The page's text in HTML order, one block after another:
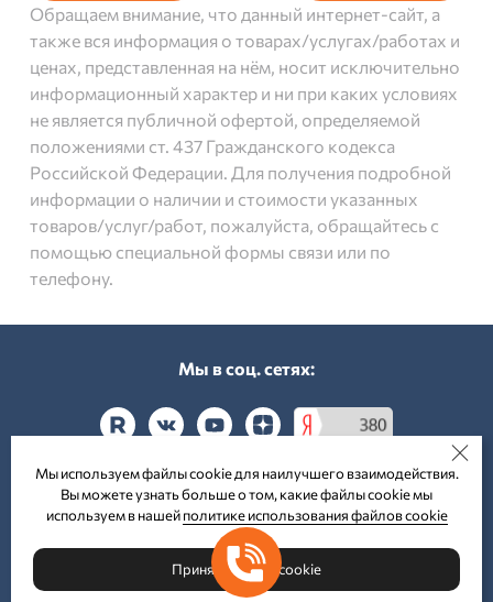
Обращаем внимание, что данный интернет-сайт, а
также вся информация о товарах/услугах/работах и
ценах, представленная на нём, носит исключительно
информационный характер и ни при каких условиях
не является публичной офертой, определяемой
положениями ст. 437 Гражданского кодекса
Российской Федерации. Для получения подробной
информации о наличии и стоимости указанных
товаров/услуг/работ, пожалуйста, обращайтесь с
помощью специальной формы связи или по
телефону.
Принимаем к оплате:
Мы в соц. cетях:
Мы используем файлы cookie для наилучшего взаимодействия.
Вы можете узнать больше о том, какие файлы cookie мы
используем в нашейполитике использования файлов cookie
Принять файлы cookie